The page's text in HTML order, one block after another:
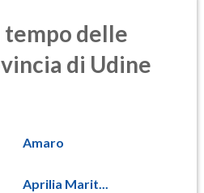
delle
di Udine
Amaro
Aprilia Marit...